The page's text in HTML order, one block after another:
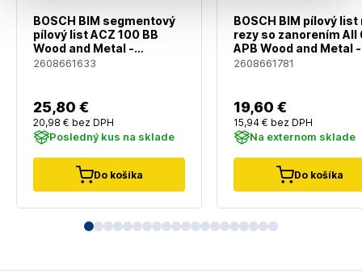
BOSCH BIM segmentový
pílový list ACZ 100 BB
Wood and Metal -
2608661633
2608661633
25,80 €
20,98 € bez DPH
Posledný kus na sklade
Do košíka
BOSCH BIM pílový list
rezy so zanorením AII
APB Wood and Metal -
2608661781
2608661781
19,60 €
15,94 € bez DPH
Na externom sklade
Do košíka